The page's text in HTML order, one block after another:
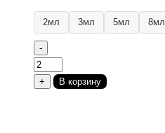
2мл 3мл 5мл 8мл
-
Количество
товара
+ В корзину